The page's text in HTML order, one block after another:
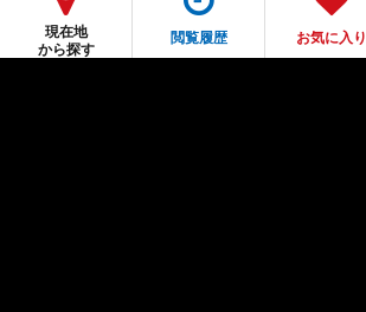
現在地
から探す
閲覧履歴 お気に入り